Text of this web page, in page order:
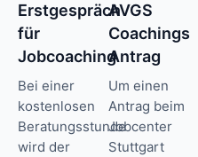
Erstgespräch
für
Jobcoaching
Bei einer
kostenlosen
Beratungsstunde
wird der
AVGS
Coachings
Antrag
Um einen
Antrag beim
Jobcenter
Stuttgart